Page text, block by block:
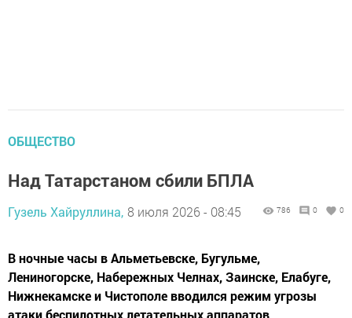
ОБЩЕСТВО
Над Татарстаном сбили БПЛА
Гузель Хайруллина, 8 июля 2026 - 08:45 786 0 0
В ночные часы в Альметьевске, Бугульме,
Лениногорске, Набережных Челнах, Заинске, Елабуге,
Нижнекамске и Чистополе вводился режим угрозы